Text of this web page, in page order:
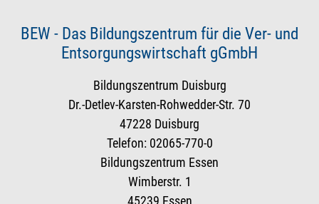
BEW - Das Bildungszentrum für die Ver- und
Entsorgungswirtschaft gGmbH
Bildungszentrum Duisburg
Dr.-Detlev-Karsten-Rohwedder-Str. 70
47228 Duisburg
Telefon: 02065-770-0
Bildungszentrum Essen
Wimberstr. 1
45239 Essen